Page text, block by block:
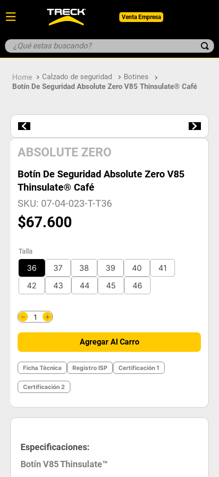
Venta Empresa
¿Qué estas buscando?
Calzado de seguridad
Botines
Botín De Seguridad Absolute Zero V85 Thinsulate® Café
ABSOLUTE ZERO
Botín De Seguridad Absolute Zero V85
Thinsulate® Café
SKU: 07-04-023-T-T36
$67.600
Talla
36 37 38 39 40
41
42
43 44 45 46
＋
－
Agregar Al Carro
Ficha Técnica Registro ISP Certificación 1
Certificación 2
Especificaciones:
Botín V85 Thinsulate™
1. botin
5. casco